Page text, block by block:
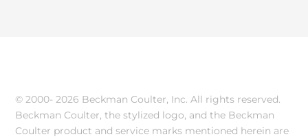
© 2000-2026 Beckman Coulter, Inc. All rights reserved.
Beckman Coulter, the stylized logo, and the Beckman
Coulter product and service marks mentioned herein are